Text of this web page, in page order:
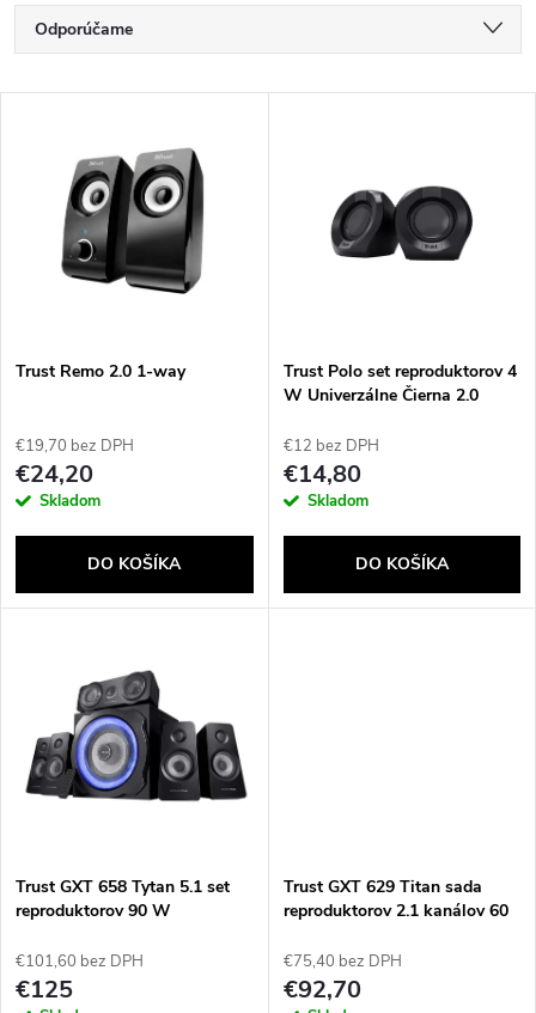
R
a
e
p
r
d
k
t
o
v
Odporúčame
Najpredávanejšie
Abecedne
s
r
o
d
t
v
Trust Remo 2.0 1-way
€19,70 bez DPH
€24,20
Skladom
DO KOŠÍKA
Trust Polo set reproduktorov 4
W Univerzálne Čierna 2.0
€12 bez DPH
€14,80
Skladom
DO KOŠÍKA
Trust GXT 658 Tytan 5.1 set
reproduktorov 90 W
kanály/kanálov
€101,60 bez DPH
€125
Trust GXT 629 Titan sada
reproduktorov 2.1 kanálov 60
€75,40 bez DPH
€92,70